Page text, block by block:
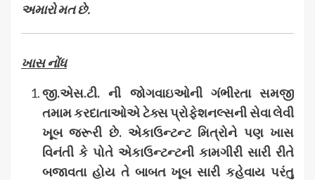
અમારો મત છે.
ખાસ નોંધ
જી.એસ.ટી.ની જોગવાઇઓની ગંભીરતા સમજી
તમામ કરદાતાઓએ ટેક્સ પ્રોફેશનલ્સની સેવા લેવી
ખૂબ જરૂરી છે.એકાઉન્ટન્ટ મિત્રોને પણ ખાસ
વિનંતી કે પોતે એકાઉન્ટન્ટની કામગીરી સારી રીતે
બજાવતા હોય તે બાબત ખૂબ સારી કહેવાય પરંતુ